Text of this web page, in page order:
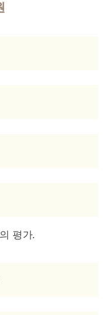
평가.